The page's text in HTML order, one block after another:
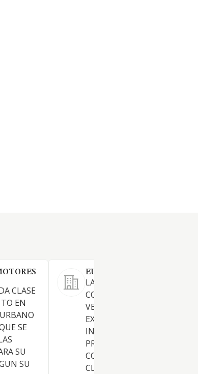
CLASE
EN
SE
SU
SU
EUROSESEÑA SL
LA PROMOCION,
CONSTRUCCION, COMPRA,
VENTA, ARRENDAMIENTO Y
EXPLOTACION DE TODA
INMUEBLES, LA
PROYECTOS DE OBRAS Y
CONSTRUCCIONES DE TODA
CLASE